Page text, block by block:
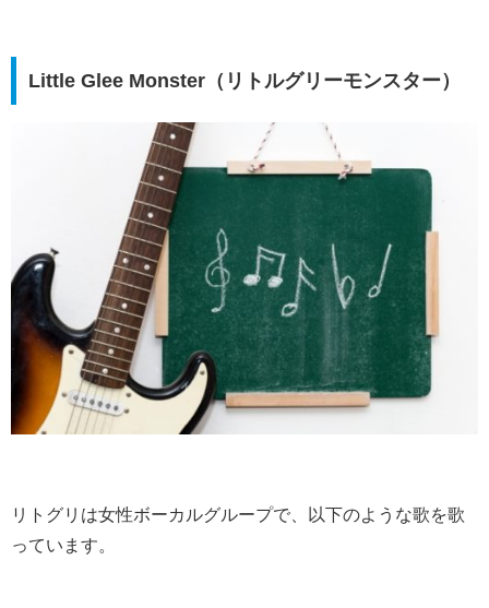
Little Glee Monster（リトルグリーモンスター）
リトグリは女性ボーカルグループで、以下のような歌を歌
っています。